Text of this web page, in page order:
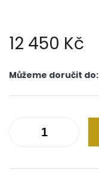
12 450 Kč
cena:
Můžeme doručit do: